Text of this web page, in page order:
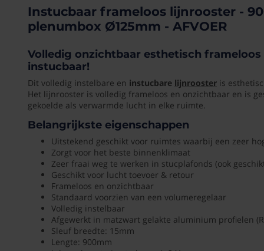
900mm
-
plenumbox
-
AFVOER
Volledig
onzichtbaar
esthetisch
frameloos
lijnrooster,
volledig
instucbaar!
Dit
900mm
125
Merk
app
Plafond
Instucbaar frameloos lijnrooster -
plenumbox Ø125mm - AFVOER
Volledig onzichtbaar esthetisch
instucbaar!
Dit volledig instelbare en instucbare lijnrooster is
Het lijnrooster is volledig frameloos en onzichtbaar en is
gekoelde als verwarmde lucht in elke ruimte.
Belangrijkste eigenschappen
Uitstekend geschikt voor ruimtes waarbij een zeer
Zorgt voor het beste binnenklimaat
Zeer fraai weg te werken in stucplafonds (ook
Geschikt voor lucht toevoer & retour
Frameloos en onzichtbaar
Standaard voorzien van een volumeregelaar
Volledig instelbaar
Afgewerkt in matzwart gelakte aluminium profielen
Sleuf breedte: 15mm
Lengte: 900mm